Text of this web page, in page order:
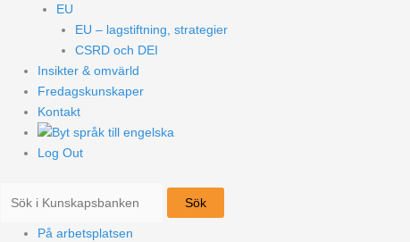
EU
EU – lagstiftning, strategier
CSRD och DEI
Insikter & omvärld
Fredagskunskaper
Kontakt
Log Out
Sök
På arbetsplatsen